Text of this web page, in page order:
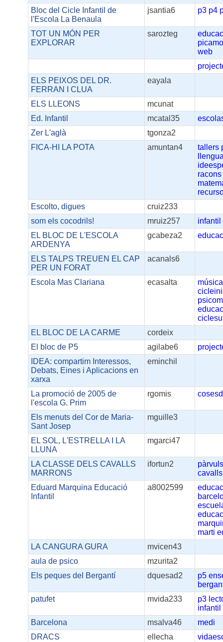
Bloc del Cicle Infantil de
l'Escola La Benaula
jsantia6 p3 p4
TOT UN MÓN PER
EXPLORAR
sarozteg
web
ELS PEIXOS DEL DR.
FERRAN I CLUA
eayala
ELS LLEONS
mcunat
Ed. Infantil
mcatal35
Zer L'aglà
tgonza2
FICA-HI LA POTA
amuntan4 tallers
racons
Escolto, digues
cruiz233
som els cocodrils!
mruiz257
infantil
EL BLOC DE L'ESCOLA
ARDENYA
gcabeza2
ELS TALPS TREUEN EL CAP
PER UN FORAT
acanals6
Escola Mas Clariana ecasalta
música
EL BLOC DE LA CARME
cordeix
El bloc de P5
agilabe6
IDEA: compartim Interessos,
Debats, Eines i Aplicacions en
xarxa
eminchil
La promoció de 2005 de
l'escola G. Prim
rgomis
Els menuts del Cor de Maria-
Sant Josep
mguille3
EL SOL, L'ESTRELLA I LA
LLUNA
mgarci47
LA CLASSE DELS CAVALLS
MARRONS
ifortun2
Eduard Marquina Educació
Infantil
a8002599
marti
LA CANGURA GURA
mvicen43
aula de psico
mzurita2
Els peques del Bergantí
dquesad2 p5
patufet
mvida233 p3
infantil
Barcelona
msalva46
medi
DRACS
ellecha